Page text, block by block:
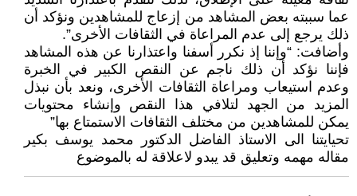
عما سببته بعض المشاهد من إزعاج للمشاهدين ونؤكد أن
ذلك يرجع إلى عدم المراعاة في الثقافات الأخرى”.
وأضافت: “وإننا إذ نكرر أسفنا واعتذارنا عن هذه المشاهد
فإننا نؤكد أن ذلك ناجم عن النقص الكبير في الخبرة
وعدم استيعاب ومراعاة الثقافات الأخرى، ونعد بأن نبذل
المزيد من الجهد لتلافي هذا النقص وإنشاء محتويات
يمكن للمشاهدين من مختلف الثقافات الاستمتاع بها”
تحيايتنا الى الاستاذ الفاضل الدكتور محمد يوسف بكير
مقاله مهمه وتعليق قد يبدو لاعلاقة له بالموضوع